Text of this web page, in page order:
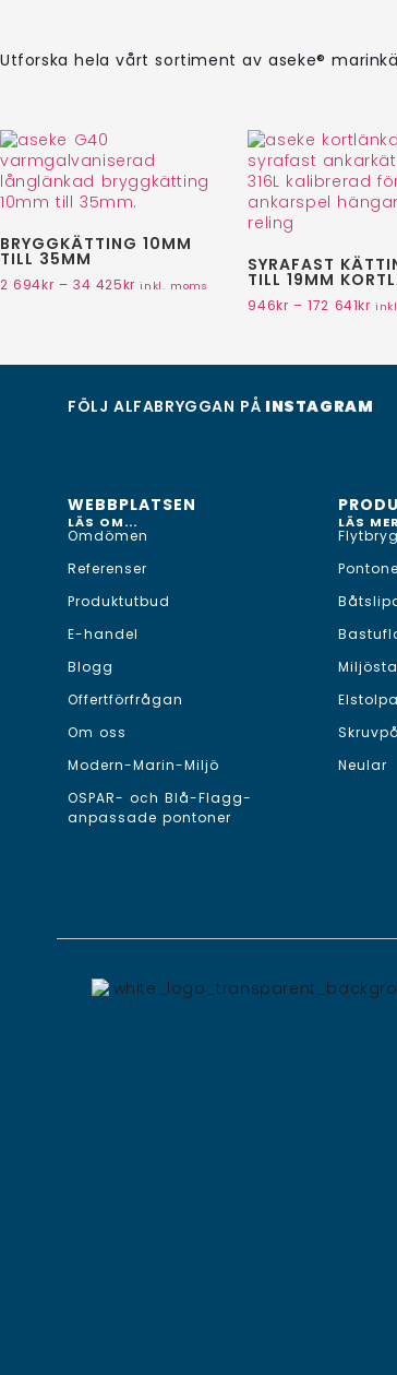
Utforska hela vårt sortiment av aseke®
BRYGGKÄTTING 10MM
TILL 35MM
2 694kr – 34 425kr inkl. moms
SYRAFAST
TILL 19MM
946kr – 172 641kr
FÖLJ ALFABRYGGAN PÅ INSTAGRAM
WEBBPLATSEN
LÄS OM...
Omdömen
Referenser
Produktutbud
E-handel
Blogg
Offertförfrågan
Om oss
Modern-Marin-Miljö
OSPAR- och Blå-Flagg-
anpassade pontoner
LÄS
Neular